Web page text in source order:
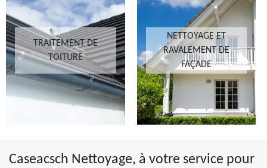
TRAITEMENT DE
TOITURE
NETTOYAGE ET
RAVALEMENT DE
FAÇADE
Caseacsch Nettoyage, à votre service pour